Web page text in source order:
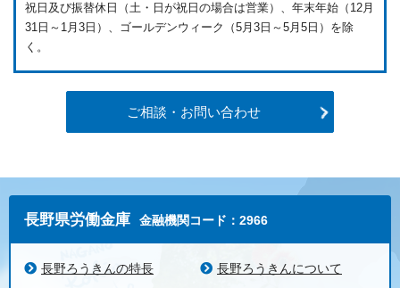
祝日及び振替休日（土・日が祝日の場合は営業）、年末年始（12月
31日～1月3日）、ゴールデンウィーク（5月3日～5月5日）を除
く。
ご相談・お問い合わせ
長野県労働金庫 金融機関コード：2966
長野ろうきんの特長 長野ろうきんについて